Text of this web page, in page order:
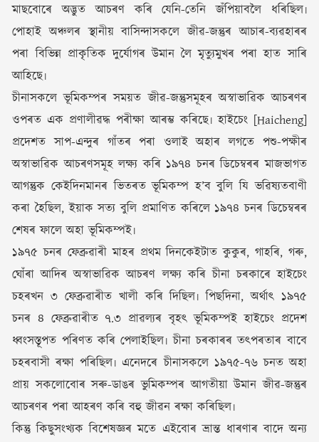
মাছবোৰে অদ্ভুত আচৰণ কৰি যেনি-তেনি জঁপিয়াবলৈ ধৰিছিল৷
পোহাই অঞ্চলৰ স্থানীয় বাসিন্দাসকলে জীৱ-জন্তুৰ আচাৰ-ব্যৱহাৰৰ
পৰা বিভিন্ন প্ৰাকৃতিক দুৰ্যোগৰ উমান লৈ মৃত্যুমুখৰ পৰা হাত সাৰি
আহিছে৷
চীনাসকলে ভূমিকম্পৰ সময়ত জীৱ-জন্তুসমূহৰ অস্বাভাৱিক আচৰণৰ
ওপৰত এক প্ৰণালীৱদ্ধ পৰীক্ষা আৰম্ভ কৰিছে৷ হাইচেং [Haicheng]
প্ৰদেশত সাপ-এন্দুৰ গাঁতৰ পৰা ওলাই অহাৰ লগতে পশু-পক্ষীৰ
অস্বাভাৱিক আচৰণসমূহ লক্ষ্য কৰি ১৯৭৪ চনৰ ডিচেম্বৰৰ মাজভাগত
আগন্তুক কেইদিনমানৰ ভিতৰত ভূমিকম্প হ’ব বুলি যি ভৱিষ্যতবাণী
কৰা হৈছিল, ইয়াক সত্য বুলি প্ৰমাণিত কৰিলে ১৯৭৪ চনৰ ডিচেম্বৰৰ
শেষৰ ফালে অহা ভূমিকম্পই৷
১৯৭৫ চনৰ ফেব্ৰুৱাৰী মাহৰ প্ৰথম দিনকেইটাত কুকুৰ, গাহৰি, গৰু,
ঘোঁৰা আদিৰ অস্বাভাৱিক আচৰণ লক্ষ্য কৰি চীনা চৰকাৰে হাইচেং
চহৰখন ৩ ফেব্ৰুৱাৰীত খালী কৰি দিছিল৷ পিছদিনা, অৰ্থাৎ ১৯৭৫
চনৰ ৪ ফেব্ৰুৱাৰীত ৭.৩ প্ৰাৱল্যৰ বৃহৎ ভূমিকম্পই হাইচেং প্ৰদেশ
ধ্বংসস্তূপত পৰিণত কৰি পেলাইছিল৷ চীনা চৰকাৰৰ তৎপৰতাৰ বাবে
চহৰবাসী ৰক্ষা পৰিছিল৷ এনেদৰে চীনাসকলে ১৯৭৫-৭৬ চনত অহা
প্ৰায় সকলোবোৰ সৰু-ডাঙৰ ভুমিকম্পৰ আগতীয়া উমান জীৱ-জন্তুৰ
আচৰণৰ পৰা আহৰণ কৰি বহু জীৱন ৰক্ষা কৰিছিল৷
কিন্তু কিছুসংখ্যক বিশেষজ্ঞৰ মতে এইবোৰ ভ্ৰান্ত ধাৰণাৰ বাদে অন্য